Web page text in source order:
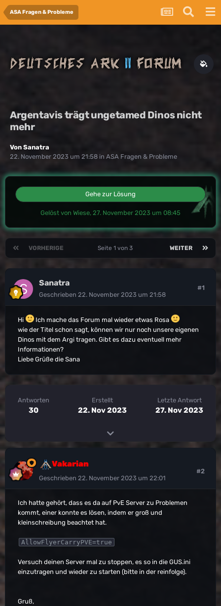
ASA Fragen & Probleme
Argentavis trägt ungetamed Dinos nicht
mehr
Von Sanatra
22. November 2023 um 21:58 in ASA Fragen & Probleme
Gehe zur Lösung
Gelöst von Wiese, 27. November 2023 um 08:45
VORHERIGE WEITER
Seite 1 von 3
Sanatra
Geschrieben 22. November 2023 um 21:58
#1
Hi
Ich mache das Forum mal wieder etwas Rosa
wie der Titel schon sagt, können wir nur noch unsere eigenen
Dinos mit dem Argi tragen. Gibt es dazu eventuell mehr
Informationen?
Liebe Grüße die Sana
Antworten
30
Erstellt
22. Nov 2023
Letzte Antwort
27. Nov 2023
Vakarian
Geschrieben 22. November 2023 um 22:01
#2
Ich hatte gehört, dass es da auf PvE Server zu Problemen
kommt, einer konnte es lösen, indem er groß und
kleinschreibung beachtet hat.
AllowFlyerCarryPVE=true
Versuch deinen Server mal zu stoppen, es so in die GUS.ini
einzutragen und wieder zu starten (bitte in der reinfolge).
Gruß,